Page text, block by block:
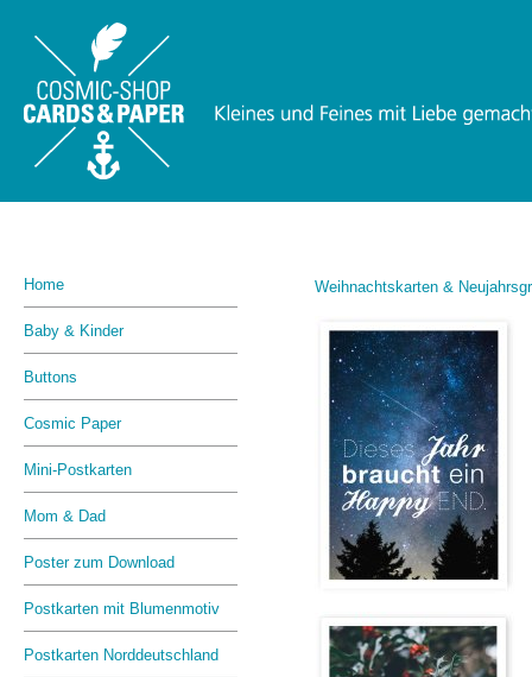
Home
Baby & Kinder
Buttons
Cosmic Paper
Mini-Postkarten
Mom & Dad
Poster zum Download
Postkarten mit Blumenmotiv
Postkarten Norddeutschland
Weihnachtskarten &